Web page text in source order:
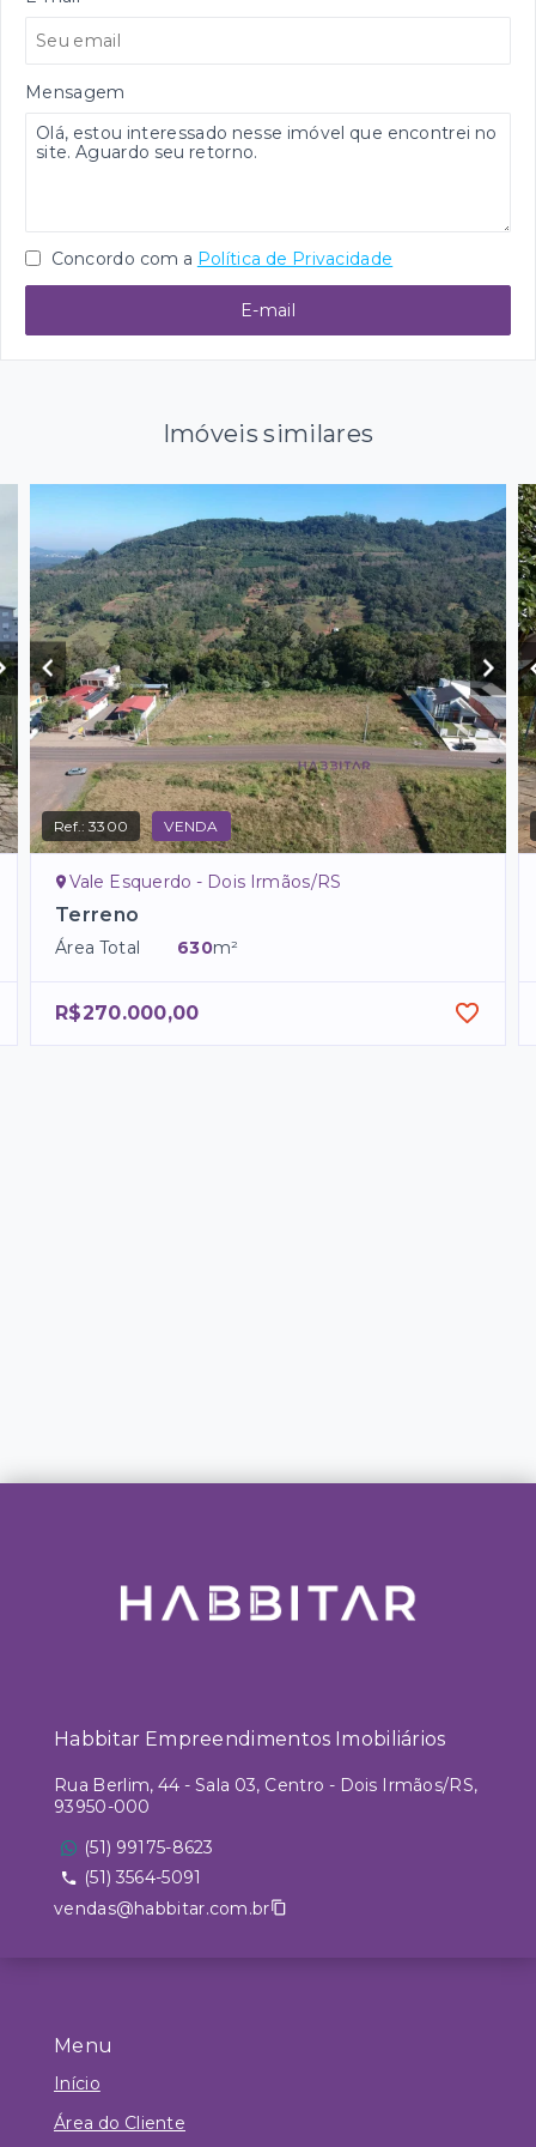
Mensagem
Concordo com a Política de Privacidade
E-mail
Imóveis similares
Ref.:3300 VENDA
Vale Esquerdo - Dois Irmãos/RS
Terreno
Área Total 630m²
R$270.000,00
Menu
Início
Área do Cliente
Habbitar Empreendimentos Imobiliários
Rua Berlim, 44 - Sala 03, Centro - Dois Irmãos/RS,
93950-000
(51) 99175-8623
(51) 3564-5091
vendas@habbitar.com.br